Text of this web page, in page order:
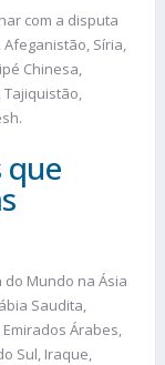
com a disputa
Afeganistão, Síria,
Chinesa,
Tajiquistão,
que
do Mundo na Ásia
Saudita,
Árabes,
Sul, Iraque,